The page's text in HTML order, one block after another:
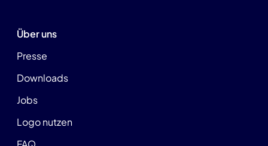
Über uns
Presse
Downloads
Jobs
Logo nutzen